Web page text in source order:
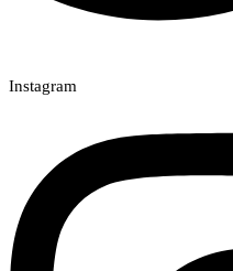
Instagram